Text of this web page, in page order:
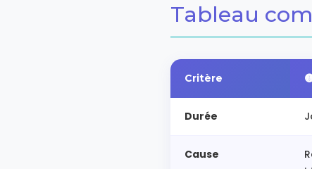
Tableau
Critère
Durée
Cause